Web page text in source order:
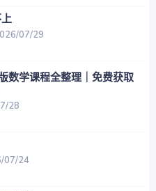
07/29
数学课程全整理｜免费获取
28
07/24